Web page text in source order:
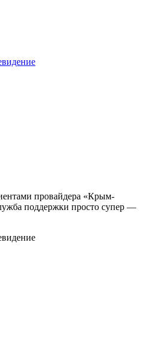
провайдера «Крым-
поддержки просто супер —